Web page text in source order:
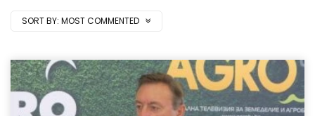
SORT BY: MOST COMMENTED